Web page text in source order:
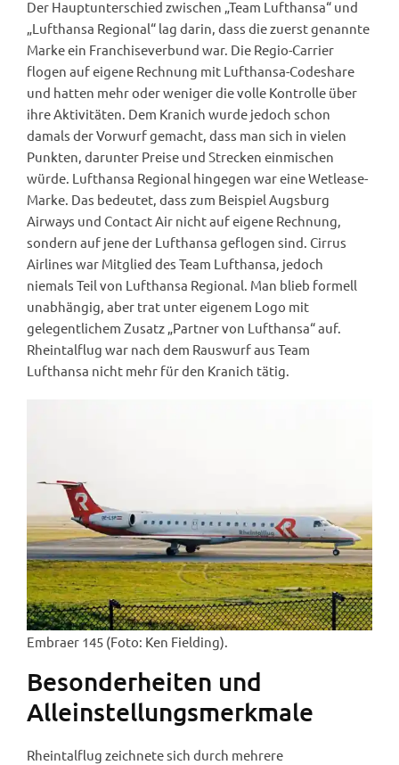
Der Hauptunterschied zwischen „Team Lufthansa“ und
„Lufthansa Regional“ lag darin, dass die zuerst genannte
Marke ein Franchiseverbund war. Die Regio-Carrier
flogen auf eigene Rechnung mit Lufthansa-Codeshare
und hatten mehr oder weniger die volle Kontrolle über
ihre Aktivitäten. Dem Kranich wurde jedoch schon
damals der Vorwurf gemacht, dass man sich in vielen
Punkten, darunter Preise und Strecken einmischen
würde. Lufthansa Regional hingegen war eine Wetlease-
Marke. Das bedeutet, dass zum Beispiel Augsburg
Airways und Contact Air nicht auf eigene Rechnung,
sondern auf jene der Lufthansa geflogen sind. Cirrus
Airlines war Mitglied des Team Lufthansa, jedoch
niemals Teil von Lufthansa Regional. Man blieb formell
unabhängig, aber trat unter eigenem Logo mit
gelegentlichem Zusatz „Partner von Lufthansa“ auf.
Rheintalflug war nach dem Rauswurf aus Team
Lufthansa nicht mehr für den Kranich tätig.
Embraer 145 (Foto: Ken Fielding).
Besonderheiten und
Alleinstellungsmerkmale
Rheintalflug zeichnete sich durch mehrere